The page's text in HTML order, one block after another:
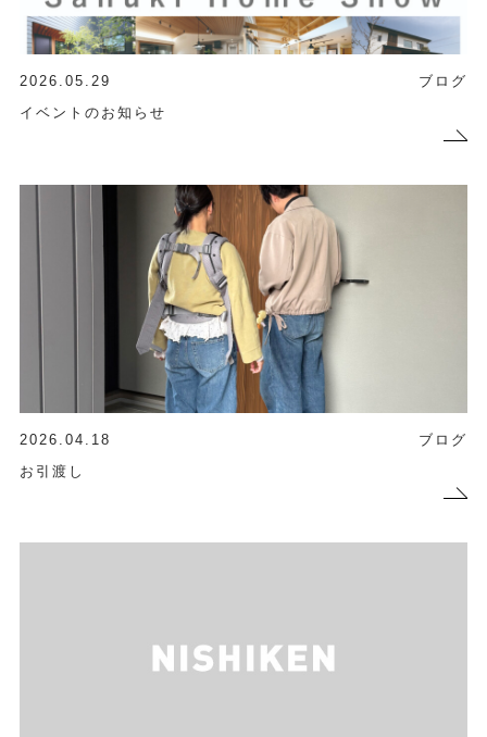
2026.05.29
ブログ
イベントのお知らせ
2026.04.18
ブログ
お引渡し